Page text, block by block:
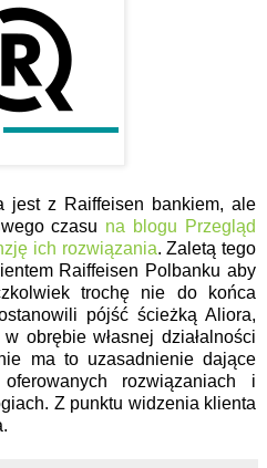
jest z Raiffeisen bankiem, ale
czasu na blogu Przegląd
ich rozwiązania. Zaletą tego
Raiffeisen Polbanku aby
trochę nie do końca
pójść ścieżką Aliora,
obrębie własnej działalności
ma to uzasadnienie dające
rozwiązaniach i
Z punktu widzenia klienta